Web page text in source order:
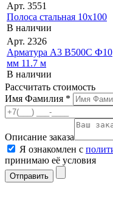
Арт. 3551
Полоса стальная 10х100
В наличии
Арт. 2326
Арматура А3 В500С Ф10
мм 11.7 м
В наличии
Рассчитать стоимость
Имя Фамилия *
Описание заказа
Я ознакомлен с
принимаю её условия
Отправить